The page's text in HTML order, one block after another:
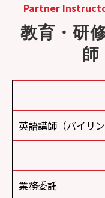
Partner
教育・研
師
英語講師（バイリン
業務委託